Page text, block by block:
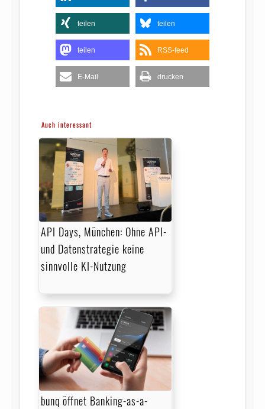
teilen teilen
teilen RSS-feed
E-Mail drucken
Auch interessant
API Days, München: Ohne API-
und Datenstrategie keine
sinnvolle KI-Nutzung
bunq öffnet Banking-as-a-